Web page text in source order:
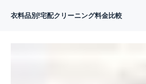
衣料品別!宅配クリーニング料金比較